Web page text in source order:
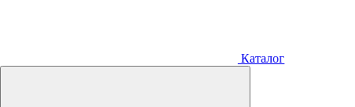
Каталог